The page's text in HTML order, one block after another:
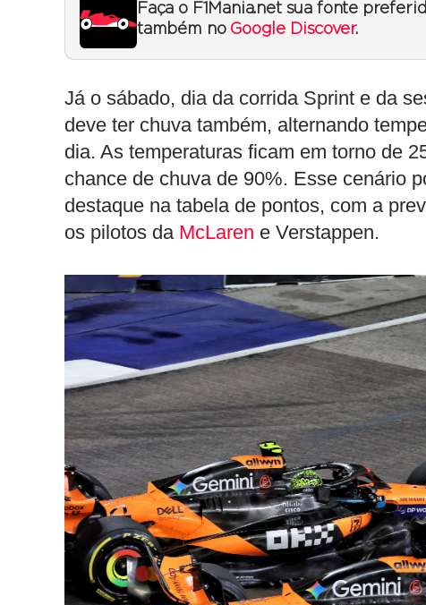
Faça o F1Mania.net sua fonte
também no Google Discover.
Já o sábado, dia da corrida Sprint e da
deve ter chuva também, alternando
dia. As temperaturas ficam em torno de
chance de chuva de 90%. Esse cenário
destaque na tabela de pontos, com a
os pilotos da McLaren e Verstappen.